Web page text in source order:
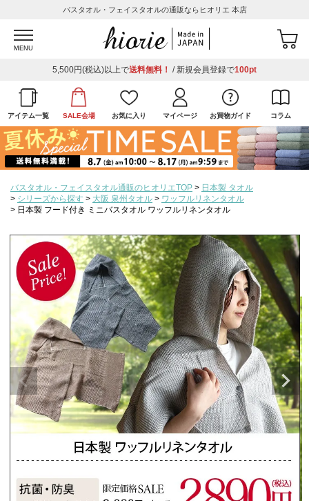
バスタオル・フェイスタオルの通販ならヒオリエ 本店
MENU
5,500円(税込)以上で送料無料！ / 新規会員登録で100pt
アイテム一覧 SALE会場 お気に入り マイページ お買物ガイド コラム
バスタオル・フェイスタオル通販のヒオリエTOP
日本製 タオル
シリーズから探す
大阪 泉州タオル
ワッフルリネンタオル
日本製 フード付き ミニバスタオル ワッフルリネンタオル